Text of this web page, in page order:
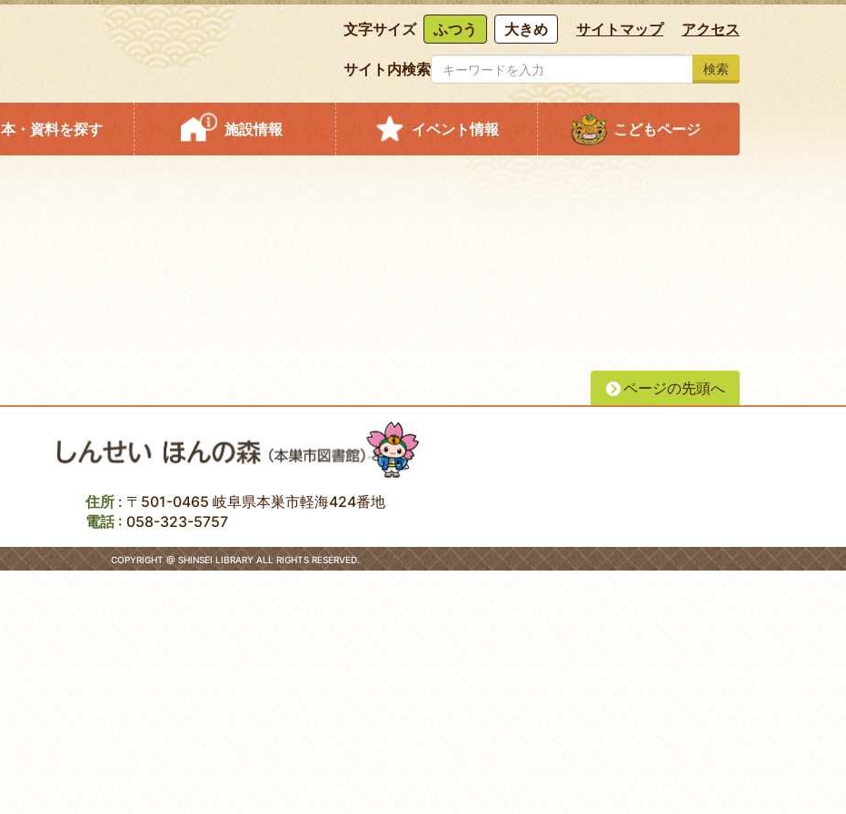
文字サイズ ふつう 大きめ サイトマップ アクセス
サイト内検索 検索
本・資料を探す 施設情報 イベント情報 こどもページ
ページの先頭へ
住所 : 〒501-0465 岐阜県本巣市軽海424番地
電話: 058-323-5757
COPYRIGHT @ SHINSEI LIBRARY ALL RIGHTS RESERVED.